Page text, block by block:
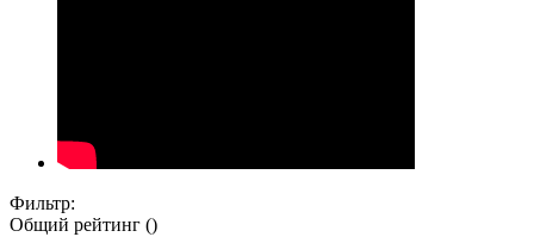
Фильтр:
Общий рейтинг ()